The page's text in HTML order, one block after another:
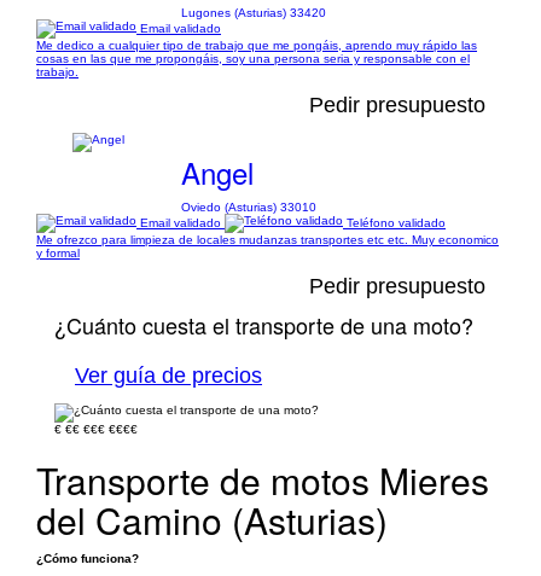
Lugones (Asturias) 33420
Email validado
Me dedico a cualquier tipo de trabajo que me pongáis, aprendo muy rápido las
cosas en las que me propongáis, soy una persona seria y responsable con el
trabajo.
Pedir presupuesto
Angel
Oviedo (Asturias) 33010
Email validado
Teléfono validado
Me ofrezco para limpieza de locales mudanzas transportes etc etc. Muy economico
y formal
Pedir presupuesto
¿Cuánto cuesta el transporte de una moto?
Ver guía de precios
€ €€ €€€ €€€€
Transporte de motos Mieres
del Camino (Asturias)
¿Cómo funciona?